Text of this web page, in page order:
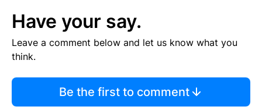
Have your say.
Leave a comment below and let us know what you
think.
Be the first to comment